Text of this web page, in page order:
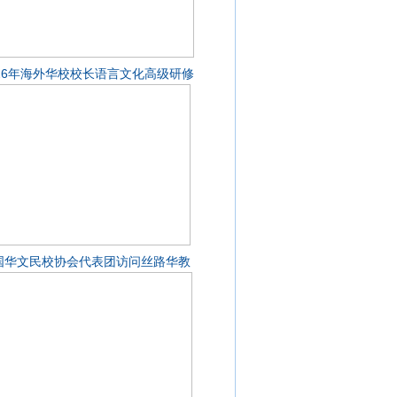
年海外华校校长语言文化高级研修
华文民校协会代表团访问丝路华教